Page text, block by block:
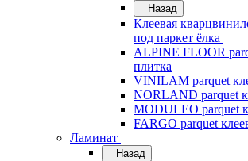
Назад
Клеевая
под паркет ёлка
ALPINE FLOOR
плитка
VINILAM parquet
NORLAND parquet
MODULEO parquet
FARGO parquet
Ламинат
Назад